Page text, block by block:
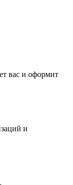
вас и оформит
и